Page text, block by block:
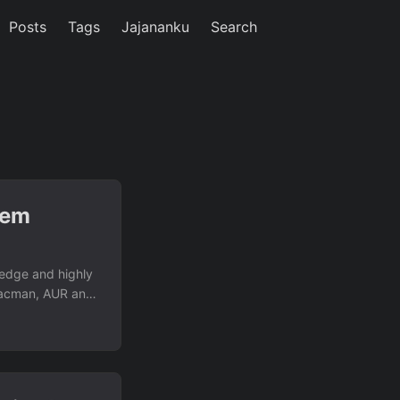
Posts Tags Jajananku Search
and highly
AUR and
of